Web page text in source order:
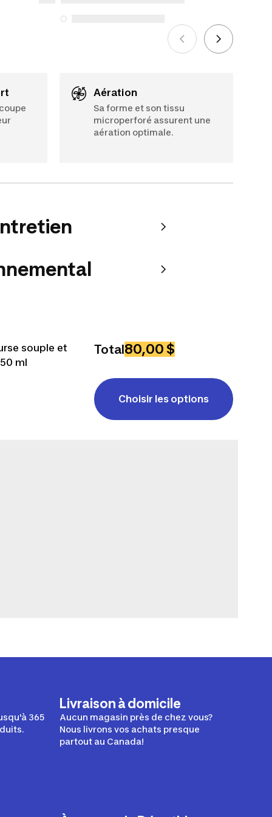
effectués à compter du 5 octobre 2025.
Aération
Sa forme et son tissu
microperforé assurent une
aération optimale.
souple et
ml
Total80,00 $
Choisir les options
365
Livraison à domicile
Aucun magasin près de chez vous?
Nous livrons vos achats presque
partout au Canada!